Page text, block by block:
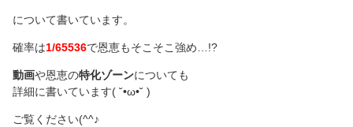
について書いています。
確率は1/65536で恩恵もそこそこ強め…!?
動画や恩恵の特化ゾーンについても
詳細に書いています( ˘•ω•˘ )
ご覧ください(^^♪